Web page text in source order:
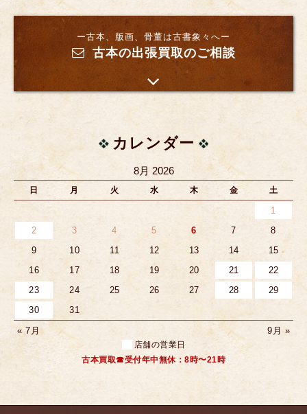
ー古本、版画、骨董は古書象々へー
古本の出張買取のご相談
カレンダー
8月 2026
日 月 火 水 木 金 土
1
2
3 4 5 6 7
8
9
10 11 12 13 14
15
16
17 18 19 20 21
22
23
24 25 26 27 28
29
30
31
« 7月
9月 »
店舗の営業日
古本買取☎受付年中無休：8時〜21時